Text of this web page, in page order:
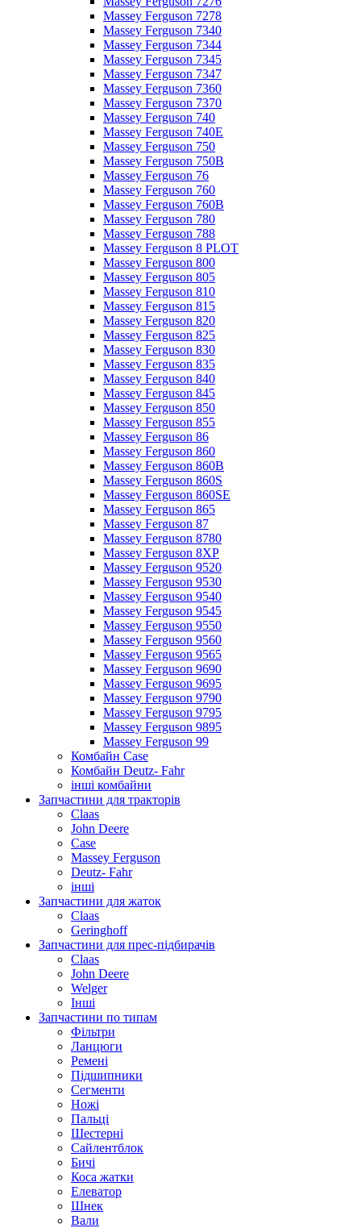
Massey Ferguson 7278
Massey Ferguson 7340
Massey Ferguson 7344
Massey Ferguson 7345
Massey Ferguson 7347
Massey Ferguson 7360
Massey Ferguson 7370
Massey Ferguson 740
Massey Ferguson 740E
Massey Ferguson 750
Massey Ferguson 750B
Massey Ferguson 76
Massey Ferguson 760
Massey Ferguson 760B
Massey Ferguson 780
Massey Ferguson 788
Massey Ferguson 8 PLOT
Massey Ferguson 800
Massey Ferguson 805
Massey Ferguson 810
Massey Ferguson 815
Massey Ferguson 820
Massey Ferguson 825
Massey Ferguson 830
Massey Ferguson 835
Massey Ferguson 840
Massey Ferguson 845
Massey Ferguson 850
Massey Ferguson 855
Massey Ferguson 86
Massey Ferguson 860
Massey Ferguson 860B
Massey Ferguson 860S
Massey Ferguson 860SE
Massey Ferguson 865
Massey Ferguson 87
Massey Ferguson 8780
Massey Ferguson 8XP
Massey Ferguson 9520
Massey Ferguson 9530
Massey Ferguson 9540
Massey Ferguson 9545
Massey Ferguson 9550
Massey Ferguson 9560
Massey Ferguson 9565
Massey Ferguson 9690
Massey Ferguson 9695
Massey Ferguson 9790
Massey Ferguson 9795
Massey Ferguson 9895
Massey Ferguson 99
Комбайн Case
Комбайн Deutz- Fahr
інші комбайни
Запчастини для тракторів
Claas
John Deere
Case
Massey Ferguson
Deutz- Fahr
інші
Запчастини для жаток
Claas
Geringhoff
Запчастини для прес-підбирачів
Claas
John Deere
Welger
Інші
Запчастини по типам
Фільтри
Ланцюги
Ремені
Підшипники
Сегменти
Ножі
Пальці
Шестерні
Сайлентблок
Бичі
Коса жатки
Елеватор
Шнек
Вали